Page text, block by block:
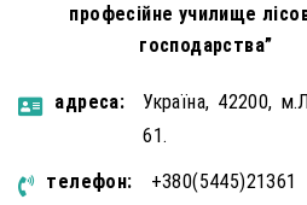
професійне училище
господарства”
aдресa:
Україна, 42200,
61.
телефон:
+380(5445)21361